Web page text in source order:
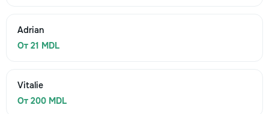
Adrian
От 21 MDL
Vitalie
От 200 MDL